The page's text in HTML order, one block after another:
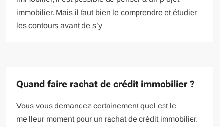
immobilier. Mais il faut bien le comprendre et étudier
les contours avant de s’y
Quand faire rachat de crédit immobilier ?
Vous vous demandez certainement quel est le
meilleur moment pour un rachat de crédit immobilier.